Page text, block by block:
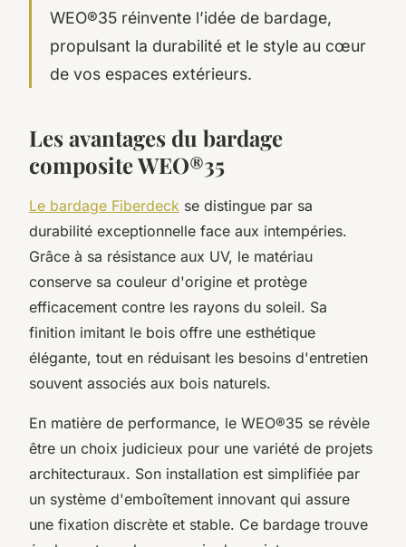
WEO®35 réinvente l’idée de bardage,
propulsant la durabilité et le style au cœur
de vos espaces extérieurs.
Les avantages du bardage
composite WEO®35
Le bardage Fiberdeck se distingue par sa
durabilité exceptionnelle face aux intempéries.
Grâce à sa résistance aux UV, le matériau
conserve sa couleur d'origine et protège
efficacement contre les rayons du soleil. Sa
finition imitant le bois offre une esthétique
élégante, tout en réduisant les besoins d'entretien
souvent associés aux bois naturels.
En matière de performance, le WEO®35 se révèle
être un choix judicieux pour une variété de projets
architecturaux. Son installation est simplifiée par
un système d'emboîtement innovant qui assure
une fixation discrète et stable. Ce bardage trouve